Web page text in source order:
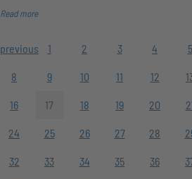
Read more
previous 1 2 3 4 5
8 9 10 11 12
16 17 18 19 20
24 25 26 27 28
32 33 34 35 36